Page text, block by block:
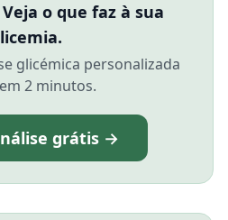
o que faz à sua
glicémica personalizada
2 minutos.
grátis →